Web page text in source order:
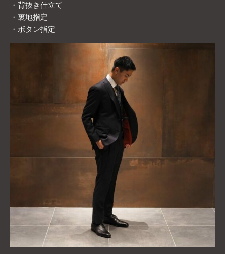
・背抜き仕立て
・裏地指定
・ボタン指定